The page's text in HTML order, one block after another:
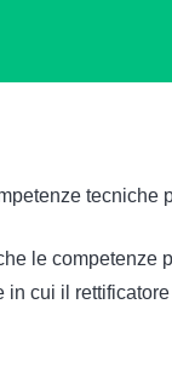
tecniche
le competenze
cui il